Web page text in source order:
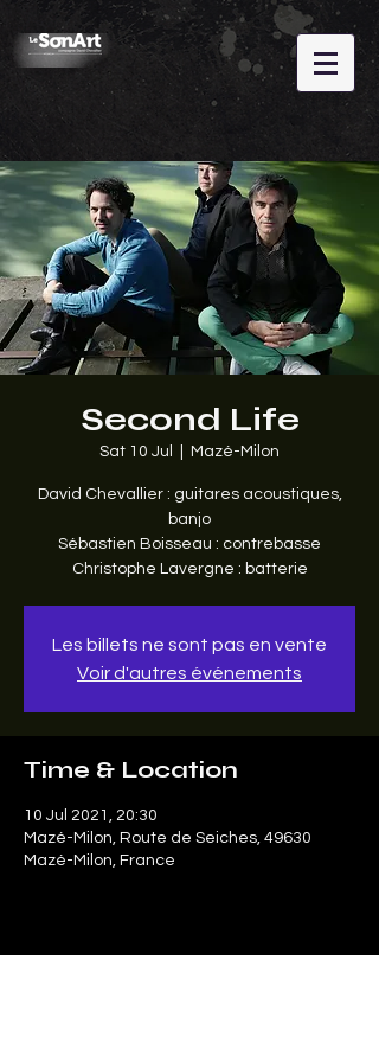
Second Life
Sat 10 Jul Mazé-Milon
David Chevallier : guitares acoustiques,
banjo
Sébastien Boisseau : contrebasse
Christophe Lavergne : batterie
Les billets ne sont pas en vente
Voir d'autres événements
Time & Location
10 Jul 2021, 20:30
Mazé-Milon, Route de Seiches, 49630
Mazé-Milon, France